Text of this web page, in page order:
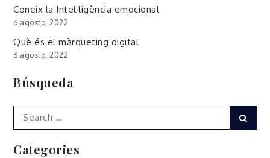
Coneix la Intel·ligència emocional
6 agosto, 2022
Què és el màrqueting digital
6 agosto, 2022
Búsqueda
Search
Categories